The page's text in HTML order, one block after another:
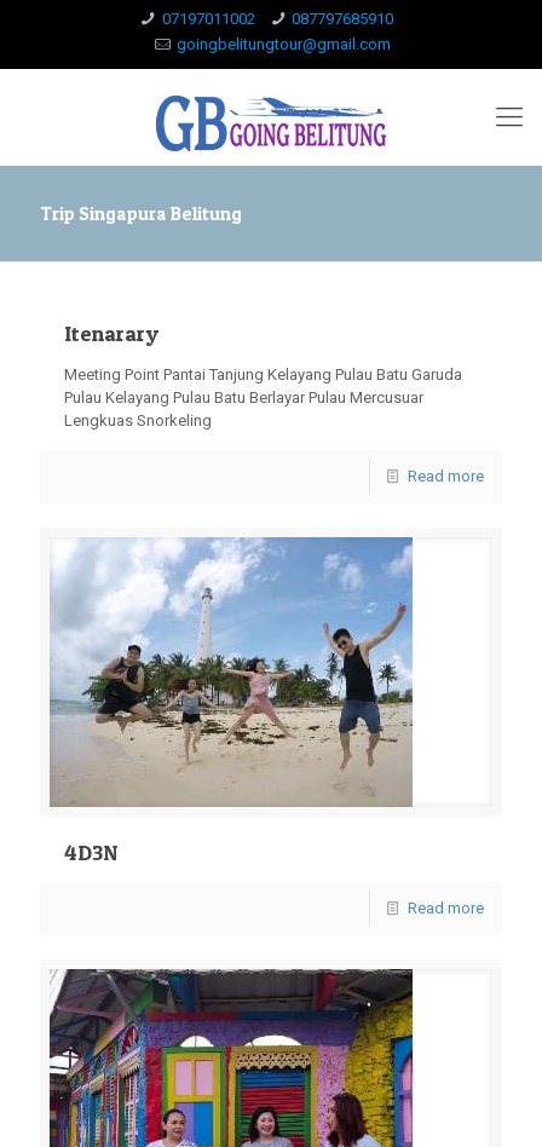
07197011002
087797685910
goingbelitungtour@gmail.com
Trip Singapura Belitung
Itenarary
Meeting Point Pantai Tanjung Kelayang Pulau Batu Garuda
Pulau Kelayang Pulau Batu Berlayar Pulau Mercusuar
Lengkuas Snorkeling
Read more
4D3N
Read more